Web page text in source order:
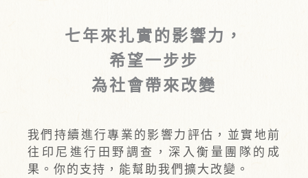
七年來扎實的影響力，
希望一步步
為社會帶來改變
我們持續進行專業的影響力評估，並實地前
往印尼進行田野調查，深入衡量團隊的成
果。你的支持，能幫助我們擴大改變。